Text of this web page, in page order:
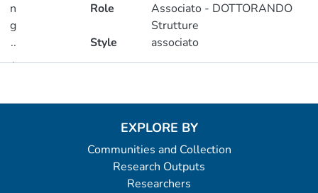
n
g
..
.
Role
Associato - DOTTORANDO
Strutture
Style
associato
EXPLORE BY
Communities and Collection
Research Outputs
Researchers